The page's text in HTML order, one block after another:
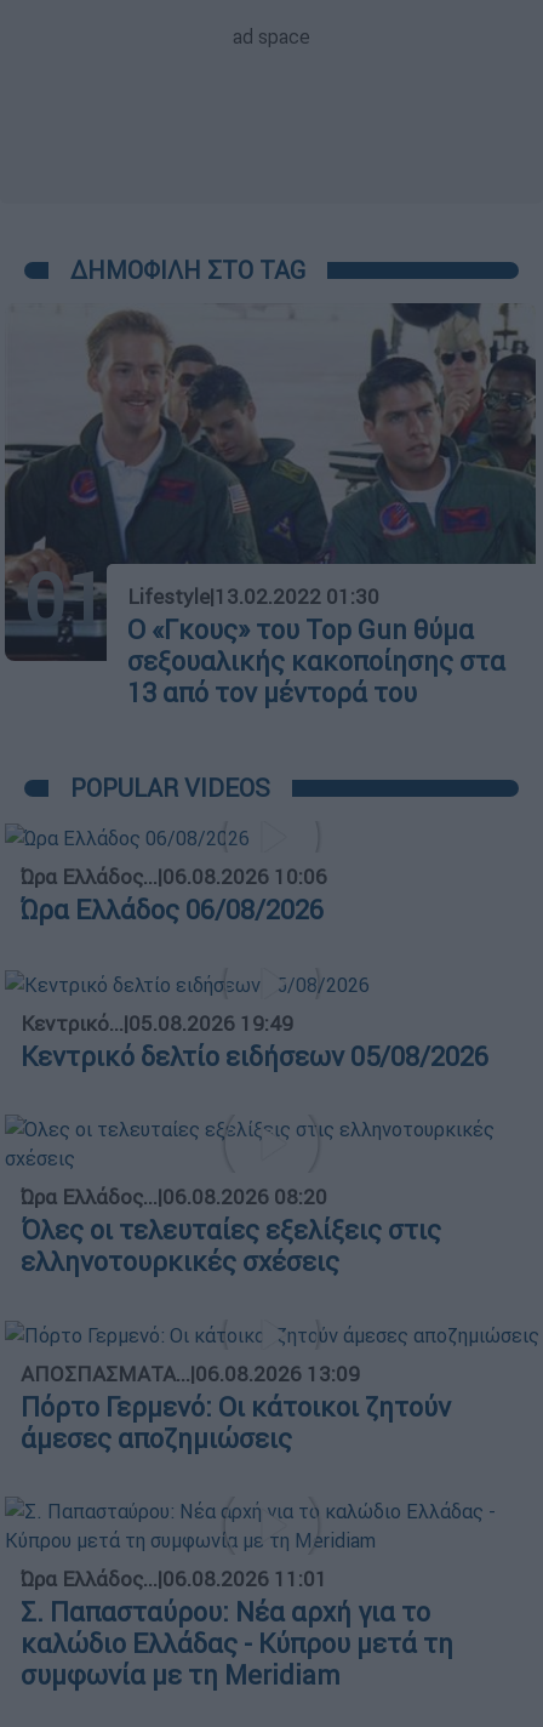
ΔΗΜΟΦΙΛΗ ΣΤΟ TAG
01 Lifestyle|13.02.2022 01:30
Ο «Γκους» του Top Gun θύμα
σεξουαλικής κακοποίησης στα
13 από τον μέντορά του
POPULAR VIDEOS
Ώρα Ελλάδος...|06.08.2026 10:06
Ώρα Ελλάδος 06/08/2026
Κεντρικό...|05.08.2026 19:49
Κεντρικό δελτίο ειδήσεων 05/08/2026
Ώρα Ελλάδος...|06.08.2026 08:20
Όλες οι τελευταίες εξελίξεις στις
ελληνοτουρκικές σχέσεις
ΑΠΟΣΠΑΣΜΑΤΑ...|06.08.2026 13:09
Πόρτο Γερμενό: Οι κάτοικοι ζητούν
άμεσες αποζημιώσεις
Ώρα Ελλάδος...|06.08.2026 11:01
Σ. Παπασταύρου: Νέα αρχή για το
καλώδιο Ελλάδας - Κύπρου μετά τη
συμφωνία με τη Meridiam